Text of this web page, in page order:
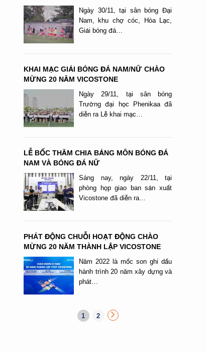
Ngày 30/11, tại sân bóng Đại
Nam, khu chợ cóc, Hòa Lạc,
Giải bóng đá…
KHAI MẠC GIẢI BÓNG ĐÁ NAM/NỮ CHÀO
MỪNG 20 NĂM VICOSTONE
Ngày 29/11, tại sân bóng
Trường đại học Phenikaa đã
diễn ra Lễ khai mạc…
LỄ BỐC THĂM CHIA BẢNG MÔN BÓNG ĐÁ
NAM VÀ BÓNG ĐÁ NỮ
Sáng nay, ngày 22/11, tại
phòng họp giao ban sản xuất
Vicostone đã diễn ra…
PHÁT ĐỘNG CHUỖI HOẠT ĐỘNG CHÀO
MỪNG 20 NĂM THÀNH LẬP VICOSTONE
Năm 2022 là mốc son ghi dấu
hành trình 20 năm xây dựng và
phát…
1 2